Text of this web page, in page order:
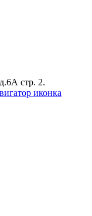
стр. 2.